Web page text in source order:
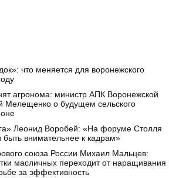
что меняется для воронежского
агронома: министр АПК Воронежской
Мелещенко о будущем сельского
Леонид Воробей: «На форуме Столля
быть внимательнее к кадрам»
союза России Михаил Мальцев:
масличных переходит от наращивания
за эффективность